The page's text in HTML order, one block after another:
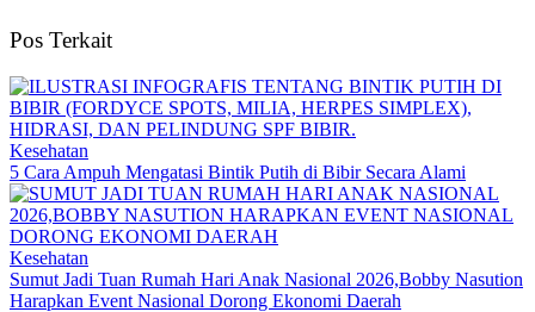
Pos Terkait
Kesehatan
5 Cara Ampuh Mengatasi Bintik Putih di Bibir Secara Alami
Kesehatan
Sumut Jadi Tuan Rumah Hari Anak Nasional 2026,Bobby Nasution
Harapkan Event Nasional Dorong Ekonomi Daerah